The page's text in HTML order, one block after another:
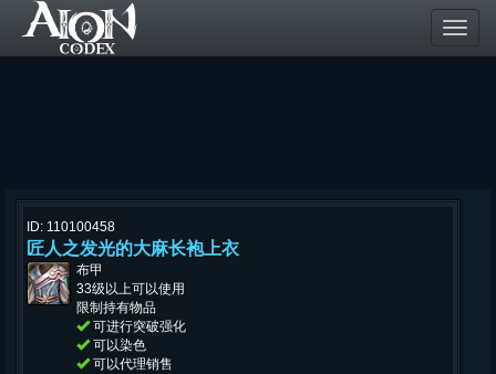
ID: 110100458
匠人之发光的大麻长袍上衣
布甲
33级以上可以使用
限制持有物品
可进行突破强化
可以染色
可以代理销售